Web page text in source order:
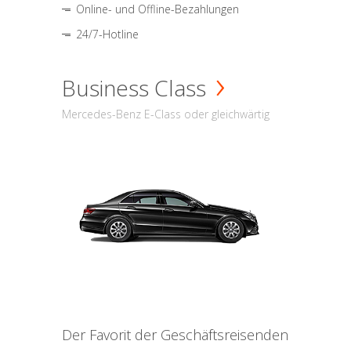
Online- und Offline-Bezahlungen
24/7-Hotline
Business Class
Mercedes-Benz E-Class oder gleichwärtig
Der Favorit der Geschäftsreisenden